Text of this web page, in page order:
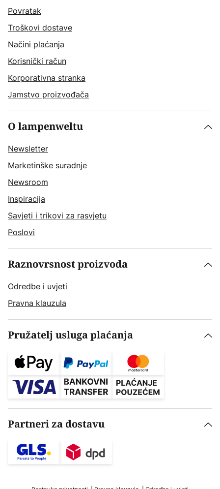
Povratak
Troškovi dostave
Načini plaćanja
Korisnički račun
Korporativna stranka
Jamstvo proizvođača
O lampenweltu
Newsletter
Marketinške suradnje
Newsroom
Inspiracija
Savjeti i trikovi za rasvjetu
Poslovi
Raznovrsnost proizvoda
Odredbe i uvjeti
Pravna klauzula
Pružatelj usluga plaćanja
Partneri za dostavu